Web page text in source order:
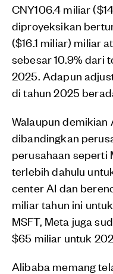
CNY106.4 miliar
diproyeksikan
($16.1 miliar) miliar
sebesar 10.9% dari
2025. Adapun
di tahun 2025
Walaupun
dibandingkan
perusahaan seperti
terlebih dahulu
center AI dan
miliar tahun ini
MSFT, Meta juga
$65 miliar untuk
Alibaba memang